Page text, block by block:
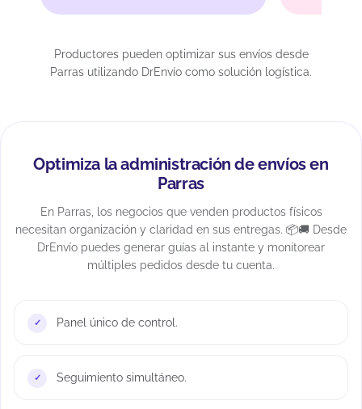
Productores pueden optimizar sus envíos desde
Parras utilizando DrEnvío como solución logística.
Optimiza la administración de envíos en
Parras
En Parras, los negocios que venden productos físicos
necesitan organización y claridad en sus entregas. 📦🚚 Desde
DrEnvío puedes generar guías al instante y monitorear
múltiples pedidos desde tu cuenta.
Panel único de control.
Seguimiento simultáneo.